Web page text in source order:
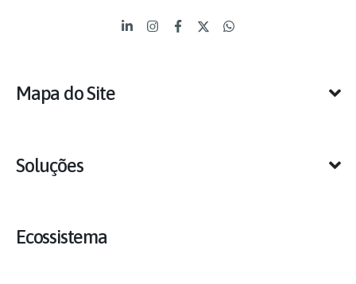
Mapa do Site
Soluções
Ecossistema